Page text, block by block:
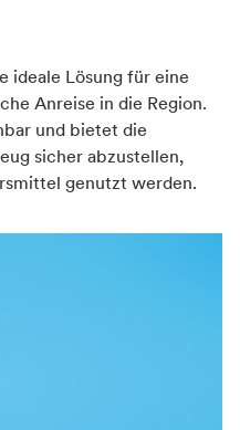
ideale Lösung für eine
Anreise in die Region.
und bietet die
sicher abzustellen,
genutzt werden.